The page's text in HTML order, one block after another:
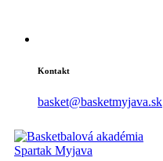
Kontakt
basket@basketmyjava.sk